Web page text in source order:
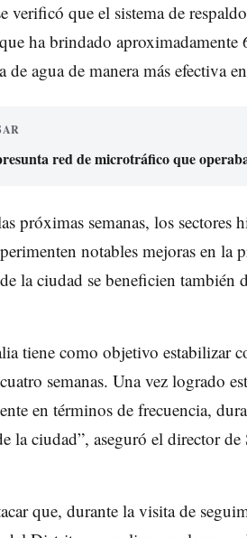
verificó que el sistema de
ha brindado
de agua de manera más efectiva
red de microtráfico que
próximas semanas, los
notables mejoras en la
la ciudad se beneficien
tiene como objetivo estabilizar
semanas. Una vez logrado
en términos de frecuencia,
la ciudad”, aseguró el director
que, durante la visita de